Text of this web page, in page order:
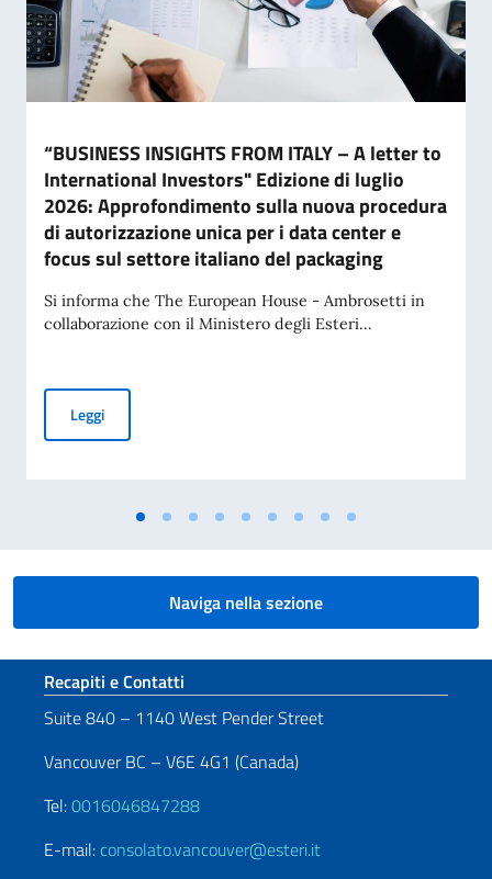
“BUSINESS INSIGHTS FROM ITALY – A letter to
International Investors" Edizione di luglio
2026: Approfondimento sulla nuova procedura
di autorizzazione unica per i data center e
focus sul settore italiano del packaging
Si informa che The European House - Ambrosetti in
collaborazione con il Ministero degli Esteri...
Leggi“BUSINESS INSIGHTS FROM ITALY – A letter to
Naviga nella sezione
Sezione footer
Recapiti e Contatti
Suite 840 – 1140 West Pender Street
Vancouver BC – V6E 4G1 (Canada)
Tel:0016046847288
E-mail: consolato.vancouver@esteri.it